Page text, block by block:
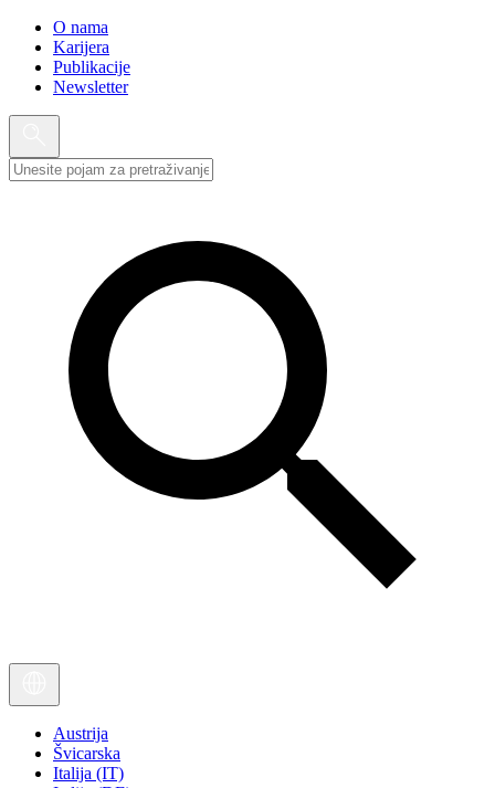
O nama
Karijera
Publikacije
Newsletter
Austrija
Švicarska
Italija (IT)